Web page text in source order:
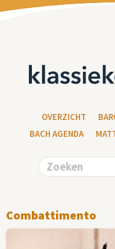
OVERZICHT
BACH AGENDA
Combattimento